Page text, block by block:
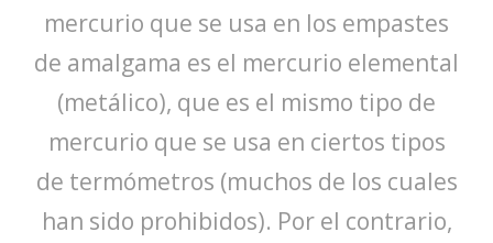
mercurio que se usa en los empastes
de amalgama es el mercurio elemental
(metálico), que es el mismo tipo de
mercurio que se usa en ciertos tipos
de termómetros (muchos de los cuales
han sido prohibidos). Por el contrario,